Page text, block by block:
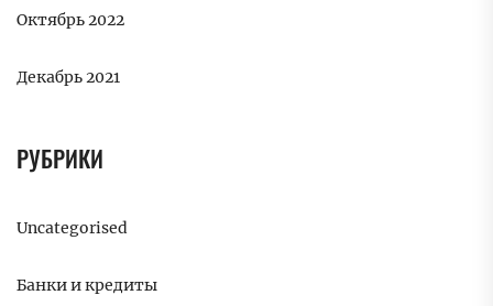
Октябрь 2022
Декабрь 2021
РУБРИКИ
Uncategorised
Банки и кредиты